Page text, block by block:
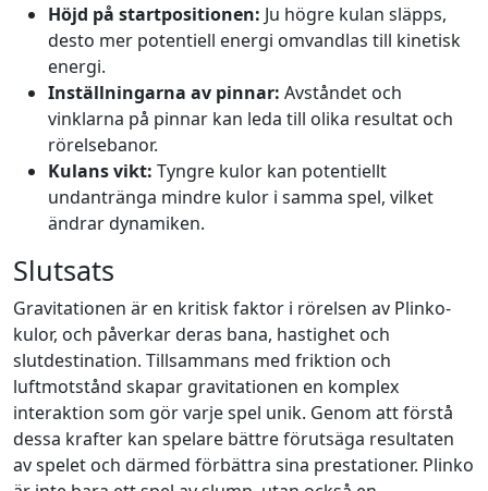
Höjd på startpositionen: Ju högre kulan släpps,
desto mer potentiell energi omvandlas till kinetisk
energi.
Inställningarna av pinnar: Avståndet och
vinklarna på pinnar kan leda till olika resultat och
rörelsebanor.
Kulans vikt: Tyngre kulor kan potentiellt
undantränga mindre kulor i samma spel, vilket
ändrar dynamiken.
Slutsats
Gravitationen är en kritisk faktor i rörelsen av Plinko-
kulor, och påverkar deras bana, hastighet och
slutdestination. Tillsammans med friktion och
luftmotstånd skapar gravitationen en komplex
interaktion som gör varje spel unik. Genom att förstå
dessa krafter kan spelare bättre förutsäga resultaten
av spelet och därmed förbättra sina prestationer. Plinko